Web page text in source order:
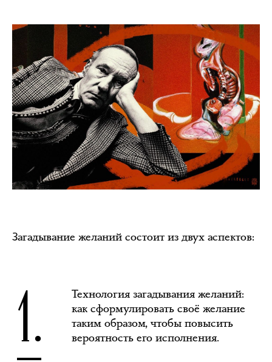
Загадывание желаний состоит из двух аспектов:
1.
Технология загадывания желаний:
как сформулировать своё желание
таким образом, чтобы повысить
вероятность его исполнения.